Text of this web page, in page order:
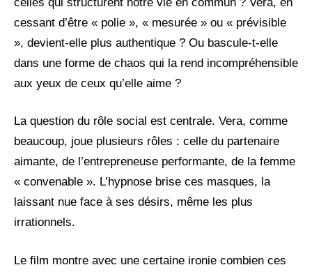
cessant d’être « polie », « mesurée » ou « prévisible
», devient-elle plus authentique ? Ou bascule-t-elle
dans une forme de chaos qui la rend incompréhensible
aux yeux de ceux qu’elle aime ?
La question du rôle social est centrale. Vera, comme
beaucoup, joue plusieurs rôles : celle du partenaire
aimante, de l’entrepreneuse performante, de la femme
« convenable ». L’hypnose brise ces masques, la
laissant nue face à ses désirs, même les plus
irrationnels.
Le film montre avec une certaine ironie combien ces